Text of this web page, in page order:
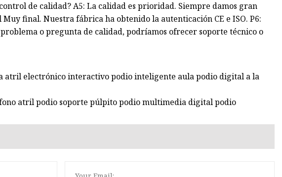
de calidad? A5: La calidad es prioridad. Siempre damos gran
final. Nuestra fábrica ha obtenido la autenticación CE e ISO. P6:
o pregunta de calidad, podríamos ofrecer soporte técnico o
atril electrónico interactivo podio inteligente aula podio digital a la
atril podio soporte púlpito podio multimedia digital podio